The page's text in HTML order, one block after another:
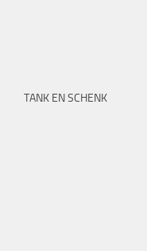
TANK EN SCHENK